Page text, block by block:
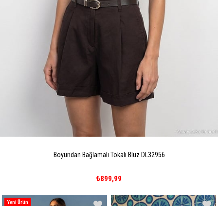
Boyundan Bağlamalı Tokalı Bluz DL32956
₺899,99
Yeni Ürün